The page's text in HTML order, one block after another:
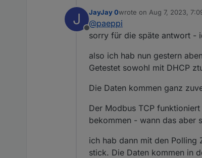
Und zur anderen
zum SEMS verloren.
So richtig
Telegram ab und
Bin aber gerne für
LG
J
Offline
JayJay 0wrote on Aug 7, 2023,
last edited by
@paeppi
sorry für die späte antwort -
also ich hab nun gestern
Getestet sowohl mit DHCP
Die Daten kommen ganz
Der Modbus TCP
bekommen - wann das aber
ich hab dann mit den Polling
stick. Die Daten kommen in